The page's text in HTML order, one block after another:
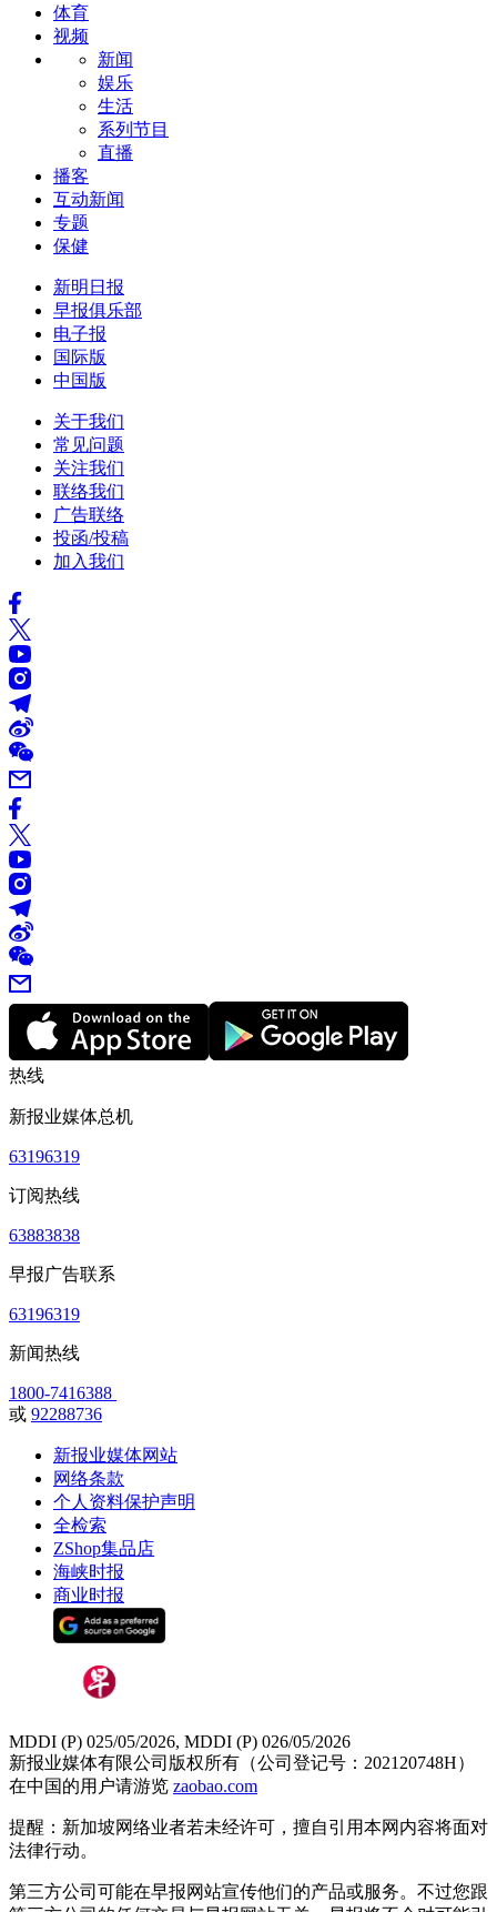
体育
视频
新闻
娱乐
生活
系列节目
直播
播客
互动新闻
专题
保健
新明日报
早报俱乐部
电子报
国际版
中国版
关于我们
常见问题
关注我们
联络我们
广告联络
投函/投稿
加入我们
热线
新报业媒体总机
63196319
订阅热线
63883838
早报广告联系
63196319
新闻热线
1800-7416388
或 92288736
新报业媒体网站
网络条款
个人资料保护声明
全检索
ZShop集品店
海峡时报
商业时报
MDDI (P) 025/05/2026, MDDI (P) 026/05/2026
新报业媒体有限公司版权所有（公司登记号：202120748H）
在中国的用户请游览 zaobao.com
提醒：新加坡网络业者若未经许可，擅自引用本网内容将面对
法律行动。
第三方公司可能在早报网站宣传他们的产品或服务。不过您跟